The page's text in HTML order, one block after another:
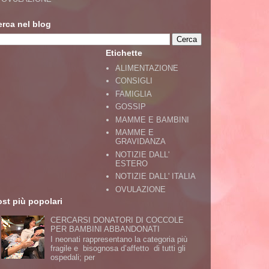
nel blog
Etichette
ALIMENTAZIONE
CONSIGLI
FAMIGLIA
GOSSIP
MAMME E BAMBINI
MAMME E
GRAVIDANZA
NOTIZIE DALL'
ESTERO
NOTIZIE DALL' ITALIA
OVULAZIONE
più popolari
CERCARSI DONATORI DI COCCOLE
PER BAMBINI ABBANDONATI
I neonati rappresentano la categoria più
fragile e bisognosa d’affetto di tutti gli
ospedali; per